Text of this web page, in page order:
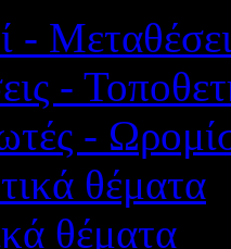
-
-
-
θέματα
θέματα